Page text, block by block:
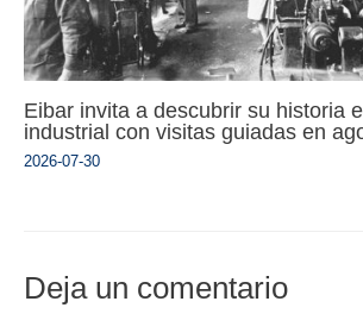
Eibar invita a descubrir su historia
industrial con visitas guiadas en
2026-07-30
Deja un comentario